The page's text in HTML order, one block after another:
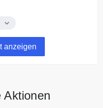
versandkostenfrei.
anzeigen
Aktionen